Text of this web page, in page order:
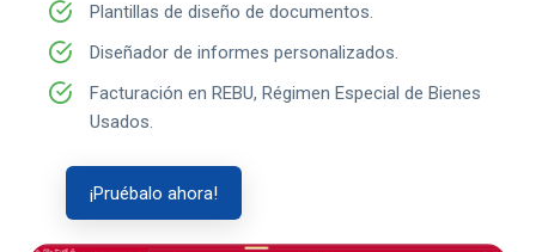
Plantillas de diseño de documentos.
Diseñador de informes personalizados.
Facturación en REBU, Régimen Especial de Bienes
Usados.
¡Pruébalo ahora!